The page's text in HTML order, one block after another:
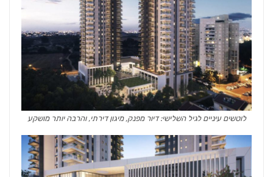
לוטשים עיניים לגיל השלישי: דיור מפנק, מיגון דירתי, והרבה יותר מושקע